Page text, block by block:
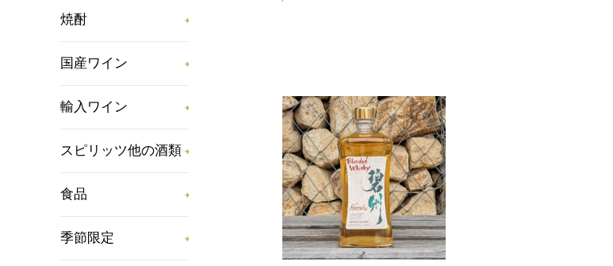
焼酎
国産ワイン
輸入ワイン
スピリッツ他の酒類
食品
季節限定